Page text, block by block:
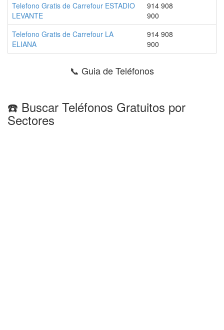
Telefono Gratis de Carrefour ESTADIO
LEVANTE
914 908
900
Telefono Gratis de Carrefour LA
ELIANA
914 908
900
📞 Guia de Teléfonos
☎️ Buscar Teléfonos Gratuitos por
Sectores